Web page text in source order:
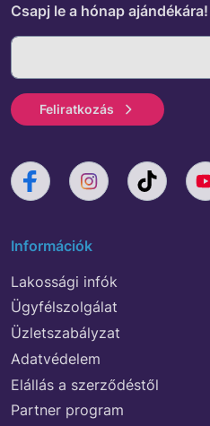
Csapj le a hónap ajándékára!
Feliratkozás
Információk
Lakossági infók
Ügyfélszolgálat
Üzletszabályzat
Adatvédelem
Elállás a szerződéstől
Partner program